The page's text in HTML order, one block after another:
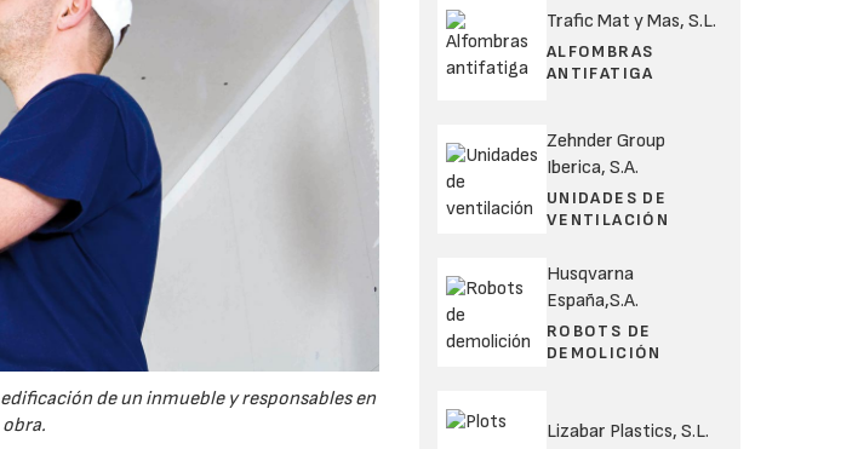
de un inmueble y responsables en
Trafic Mat y Mas, S.L.
ALFOMBRAS
ANTIFATIGA
Zehnder Group
Iberica, S.A.
UNIDADES DE
VENTILACIÓN
Husqvarna
España,S.A.
ROBOTS DE
DEMOLICIÓN
Lizabar Plastics, S.L.